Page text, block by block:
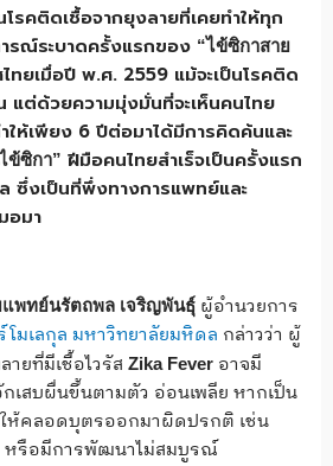
โรคติดเชื้อจากยุงลายที่เคยทำให้ทุก
รณ์ระบาดครั้งแรกของ “ไข้ซิกาสาย
ไทยเมื่อปี พ.ศ. 2559 แม้จะเป็นโรคติด
แต่ด้วยความมุ่งมั่นที่จะเห็นคนไทย
ให้เพียง 6 ปีต่อมาได้มีการคิดค้นและ
ข้ซิกา” ฝีมือคนไทยสำเร็จเป็นครั้งแรก
ซึ่งเป็นที่พึ่งทางการแพทย์และ
อมา
แพทย์นรัตถพล เจริญพันธุ์ ผู้อำนวยการ
มเลกุล มหาวิทยาลัยมหิดล กล่าวว่า ผู้
ายที่มีเชื้อไวรัส Zika Fever อาจมี
เสบผื่นขึ้นตามตัว อ่อนเพลีย หากเป็น
ห้คลอดบุตรออกมาผิดปรกติ เช่น
หรือมีการพัฒนาไม่สมบูรณ์